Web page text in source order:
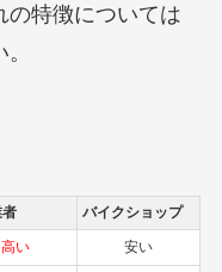
の特徴については
者 バイクショップ
高い 安い